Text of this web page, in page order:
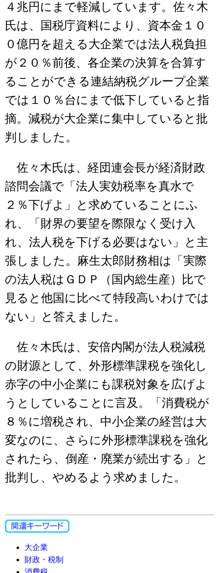
４兆円にまで軽減しています。佐々木
氏は、国税庁資料により、資本金１０
０億円を超える大企業では法人税負担
が２０％前後、各企業の決算を合算す
ることができる連結納税グループ企業
では１０％台にまで低下していると指
摘。減税が大企業に集中していると批
判しました。
佐々木氏は、経団連会長が経済財政
諮問会議で「法人実効税率を真水で
２％下げよ」と求めていることにふ
れ、「財界の要望を際限なく受け入
れ、法人税を下げる必要はない」と主
張しました。麻生太郎財務相は「実際
の法人税はＧＤＰ（国内総生産）比で
見ると他国に比べて特段高いわけでは
ない」と答えました。
佐々木氏は、安倍内閣が法人税減税
の財源として、外形標準課税を強化し
赤字の中小企業にも課税対象を広げよ
うとしていることに言及。「消費税が
８％に増税され、中小企業の経営は大
変なのに、さらに外形標準課税を強化
されたら、倒産・廃業が続出する」と
批判し、やめるよう求めました。
大企業
財政・税制